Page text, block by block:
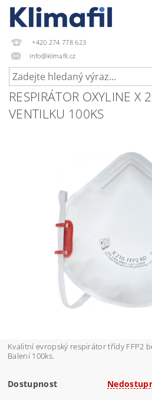
+420 274 778 623
info@klimafil.cz
RESPIRÁTOR OXYLINE X
VENTILKU 100KS
Kvalitní evropský respirátor třídy FFP2
Balení 100ks.
Dostupnost